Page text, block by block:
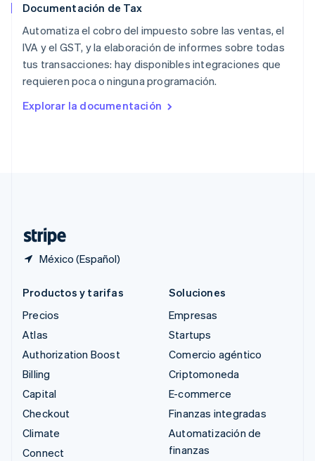
Documentación de Tax
Automatiza el cobro del impuesto sobre las ventas, el
IVA y el GST, y la elaboración de informes sobre todas
tus transacciones: hay disponibles integraciones que
requieren poca o ninguna programación.
Explorar la documentación
México (Español)
RAE de Hong Kong, China
English简体中文
Reino Unido
English
República Checa
English
English
Productos y tarifas
Precios
Atlas
Authorization Boost
Billing
Capital
Checkout
Climate
Connect
Soluciones
Empresas
Startups
Comercio agéntico
Criptomoneda
E-commerce
Finanzas integradas
Automatización de
finanzas